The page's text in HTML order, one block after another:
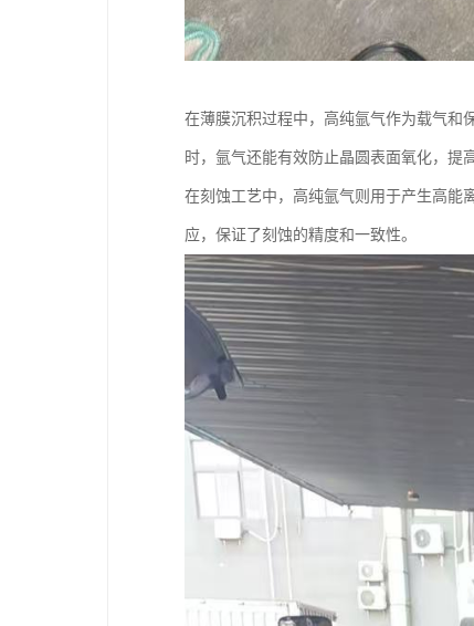
在薄膜沉积过程中，高纯氩气作为载气和
时，氩气还能有效防止晶圆表面氧化，提
在刻蚀工艺中，高纯氩气则用于产生高能
应，保证了刻蚀的精度和一致性。